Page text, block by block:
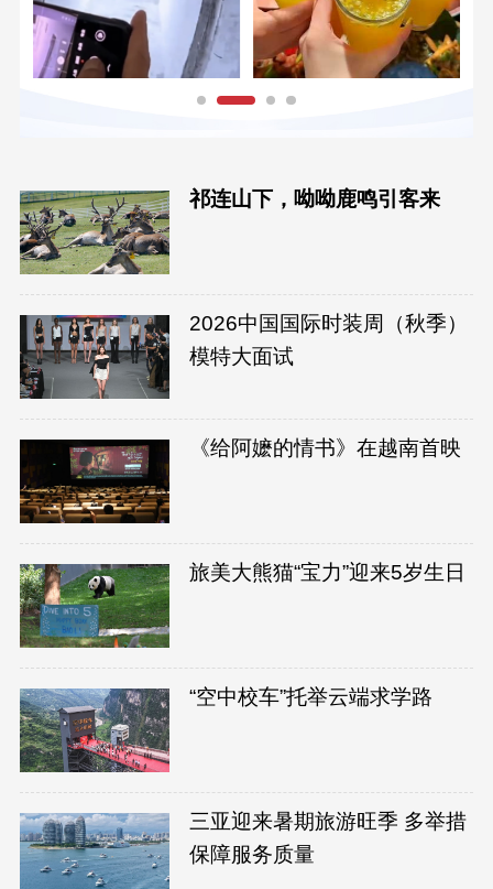
祁连山下，呦呦鹿鸣引客来
2026中国国际时装周（秋季）
模特大面试
《给阿嬷的情书》在越南首映
旅美大熊猫“宝力”迎来5岁生日
“空中校车”托举云端求学路
三亚迎来暑期旅游旺季 多举措
保障服务质量